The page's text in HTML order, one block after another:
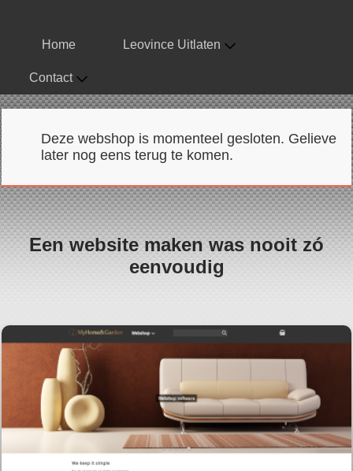
Home Leovince Uitlaten
Contact
Deze webshop is momenteel gesloten. Gelieve
later nog eens terug te komen.
Een website maken was nooit zó
eenvoudig